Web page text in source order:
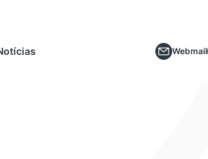
Webmail